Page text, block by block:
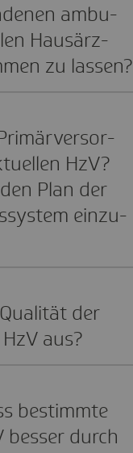
ambu­
Haus­ärz­
zu lassen?
HzV?
Plan der
einzu­
der
aus?
bestimmte
besser durch